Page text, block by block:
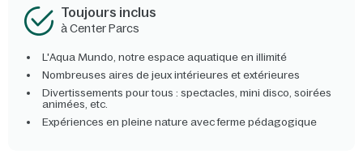
Toujours inclus
à Center Parcs
L'Aqua Mundo, notre espace aquatique en illimité
Nombreuses aires de jeux intérieures et extérieures
Divertissements pour tous : spectacles, mini disco, soirées
animées, etc.
Expériences en pleine nature avec ferme pédagogique